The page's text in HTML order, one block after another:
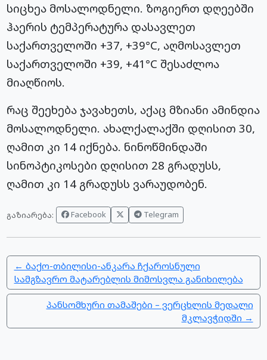
სიცხეა მოსალოდნელი. ზოგიერთ დღეებში
ჰაერის ტემპერატურა დასავლეთ
საქართველოში +37, +39°С, აღმოსავლეთ
საქართველოში +39, +41°С შესაძლოა
მიაღწიოს.
რაც შეეხება ჯავახეთს, აქაც მზიანი ამინდია
მოსალოდნელი. ახალქალაქში დღისით 30,
ღამით კი 14 იქნება. ნინოწმინდაში
სინოპტიკოსები დღისით 28 გრადუსს,
ღამით კი 14 გრადუსს ვარაუდობენ.
გაზიარება: Facebook Telegram
← ბაქო-თბილისი-ანკარა ჩქაროსნული
სამგზავრო მატარებლის მიმოსვლა განიხილება
პანსომხური თამაშები – ვერცხლის მედალი
მკლავჭიდში →